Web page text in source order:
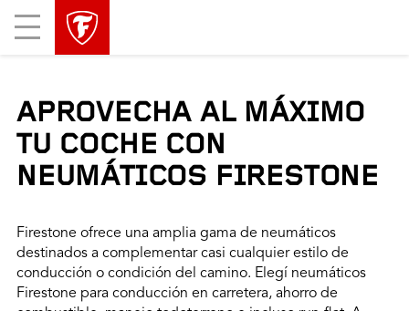
Mobile
Menu
APROVECHA AL MÁXIMO
TU COCHE CON
NEUMÁTICOS FIRESTONE
Firestone ofrece una amplia gama de neumáticos
destinados a complementar casi cualquier estilo de
conducción o condición del camino. Elegí neumáticos
Firestone para conducción en carretera, ahorro de